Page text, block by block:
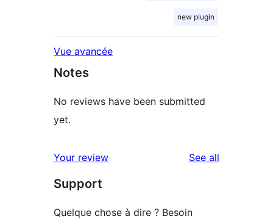
new plugin
Vue avancée
Notes
No reviews have been submitted
yet.
Your review See all
Support
Quelque chose à dire ? Besoin